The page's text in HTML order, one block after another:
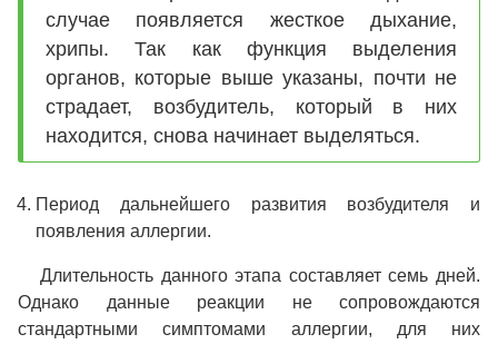
случае появляется жесткое дыхание,
хрипы. Так как функция выделения
органов, которые выше указаны, почти не
страдает, возбудитель, который в них
находится, снова начинает выделяться.
Период дальнейшего развития возбудителя и
появления аллергии.
Длительность данного этапа составляет семь дней.
Однако данные реакции не сопровождаются
стандартными симптомами аллергии, для них